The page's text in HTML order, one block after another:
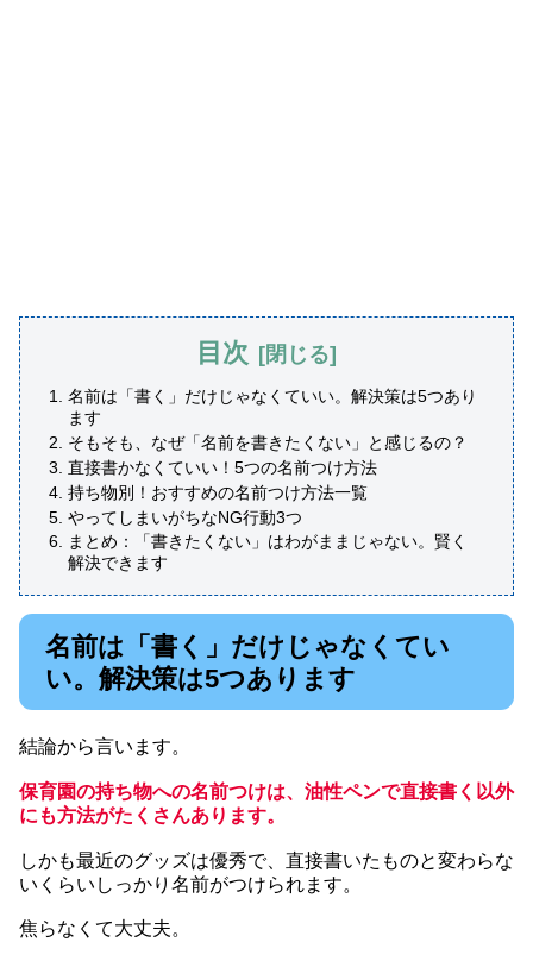
目次
名前は「書く」だけじゃなくていい。解決策は5つあり
ます
そもそも、なぜ「名前を書きたくない」と感じるの？
直接書かなくていい！5つの名前つけ方法
持ち物別！おすすめの名前つけ方法一覧
やってしまいがちなNG行動3つ
まとめ：「書きたくない」はわがままじゃない。賢く
解決できます
名前は「書く」だけじゃなくてい
い。解決策は5つあります
結論から言います。
保育園の持ち物への名前つけは、油性ペンで直接書く以外
にも方法がたくさんあります。
しかも最近のグッズは優秀で、直接書いたものと変わらな
いくらいしっかり名前がつけられます。
焦らなくて大丈夫。